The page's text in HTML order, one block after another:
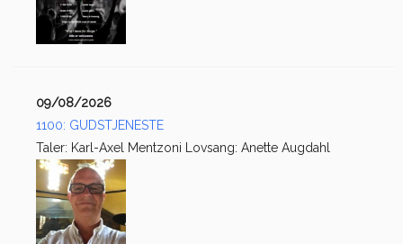
09/08/2026
1100: GUDSTJENESTE
Taler: Karl-Axel Mentzoni Lovsang: Anette Augdahl